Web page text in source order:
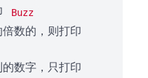
Buzz
数的，则打印
数字，只打印